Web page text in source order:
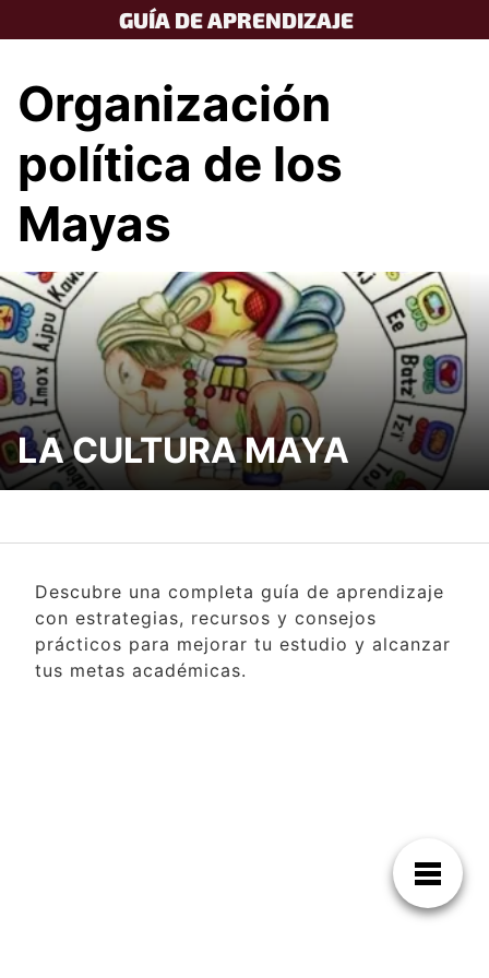
to
GUÍA DE APRENDIZAJE
Organización
política de los
Mayas
LA CULTURA MAYA
Descubre una completa guía de aprendizaje
con estrategias, recursos y consejos
prácticos para mejorar tu estudio y alcanzar
tus metas académicas.